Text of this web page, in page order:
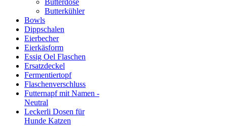
Butterdose
Butterkühler
Bowls
Dippschalen
Eierbecher
Eierkäsform
Essig Oel Flaschen
Ersatzdeckel
Fermentiertopf
Flaschenverschluss
Futternapf mit Namen -
Neutral
Leckerli Dosen für
Hunde Katzen